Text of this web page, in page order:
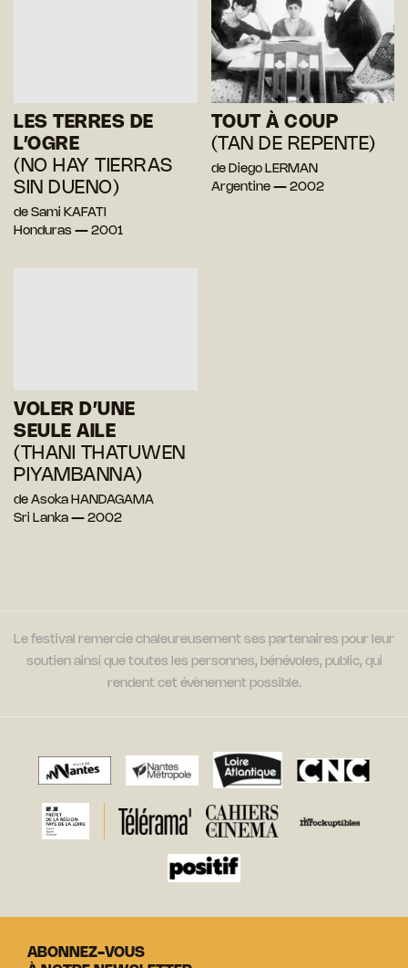
LES TERRES DE
L’OGRE
(NO HAY TIERRAS
SIN DUENO)
de Sami KAFATI
Honduras — 2001
TOUT À COUP
(TAN DE REPENTE)
de Diego LERMAN
Argentine — 2002
VOLER D’UNE
SEULE AILE
(THANI THATUWEN
PIYAMBANNA)
de Asoka HANDAGAMA
Sri Lanka — 2002
Le festival remercie chaleureusement ses partenaires pour leur
soutien ainsi que toutes les personnes, bénévoles, public, qui
rendent cet évènement possible.
ABONNEZ-VOUS